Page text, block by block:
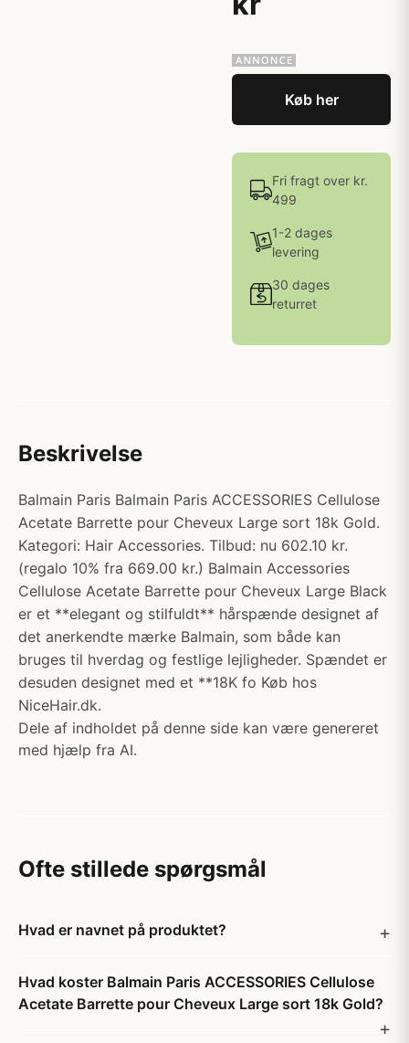
Køb her
Fri fragt over kr.
499
1-2 dages
levering
30 dages
returret
Beskrivelse
Balmain Paris Balmain Paris ACCESSORIES Cellulose
Acetate Barrette pour Cheveux Large sort 18k Gold.
Kategori: Hair Accessories. Tilbud: nu 602.10 kr.
(regalo 10% fra 669.00 kr.) Balmain Accessories
Cellulose Acetate Barrette pour Cheveux Large Black
er et **elegant og stilfuldt** hårspænde designet af
det anerkendte mærke Balmain, som både kan
bruges til hverdag og festlige lejligheder. Spændet er
desuden designet med et **18K fo Køb hos
NiceHair.dk.
Dele af indholdet på denne side kan være genereret
med hjælp fra AI.
Ofte stillede spørgsmål
Hvad er navnet på produktet?
Hvad koster Balmain Paris ACCESSORIES Cellulose
Acetate Barrette pour Cheveux Large sort 18k Gold?